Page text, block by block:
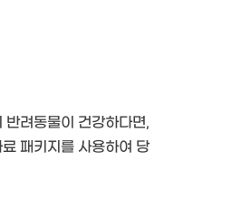
려동물이 건강하다면,
패키지를 사용하여 당